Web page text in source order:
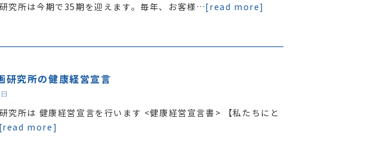
究所は今期で35期を迎えます。毎年、お客様…[read more]
研究所の健康経営宣言
究所は 健康経営宣言を行います <健康経営宣言書> 【私たちにと
[read more]